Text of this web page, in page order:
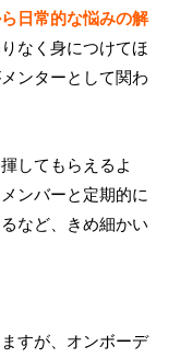
日常的な悩みの解
なく身につけてほ
ンターとして関わ
してもらえるよ
ンバーと定期的に
など、きめ細かい
すが、オンボーデ